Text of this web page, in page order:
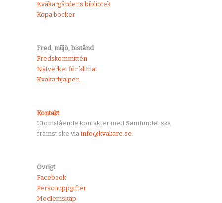
Kväkargårdens bibliotek
Köpa böcker
Fred, miljö, bistånd
Fredskommittén
Nätverket för klimat
Kväkarhjälpen
Kontakt
Utomstående kontakter med Samfundet ska
främst ske via info@kvakare.se.
Övrigt
Facebook
Personuppgifter
Medlemskap